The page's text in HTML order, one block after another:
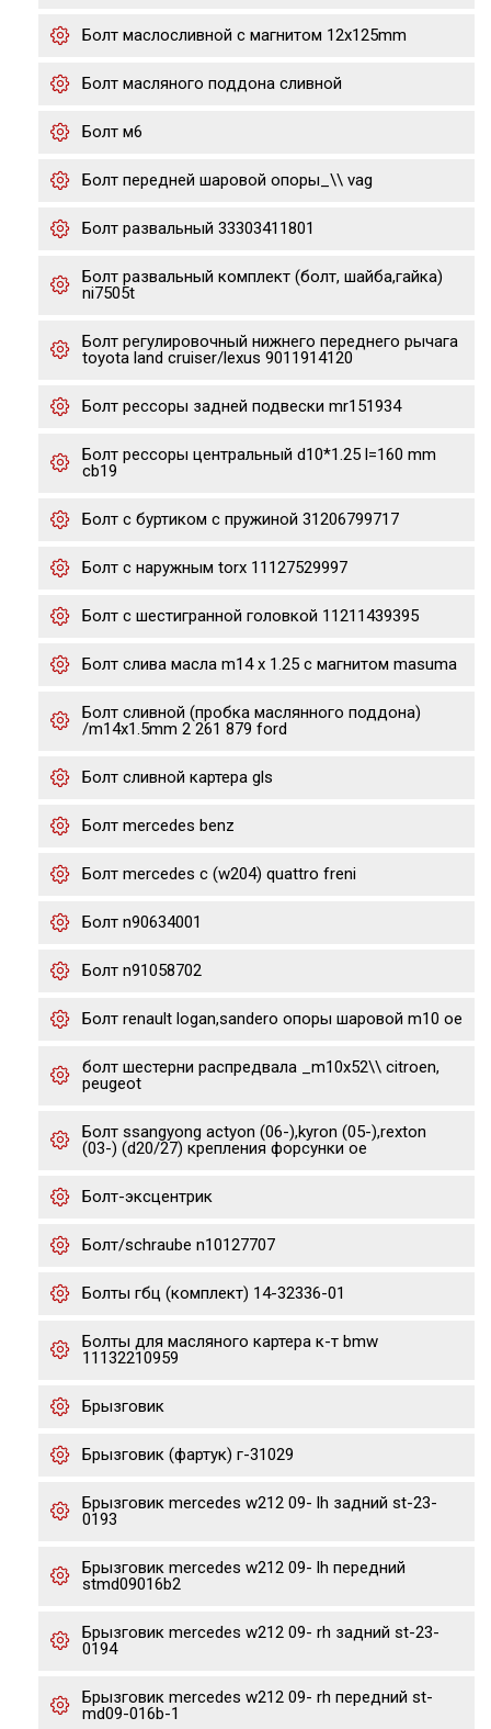
Болт маслосливной с магнитом 12х125mm
Болт масляного поддона сливной
Болт м6
Болт передней шаровой опоры_\\ vag
Болт развальный 33303411801
Болт развальный комплект (болт, шайба,гайка)
ni7505t
Болт регулировочный нижнего переднего рычага
toyota land cruiser/lexus 9011914120
Болт рессоры задней подвески mr151934
Болт рессоры центральный d10*1.25 l=160 mm
cb19
Болт с буртиком с пружиной 31206799717
Болт с наружным torx 11127529997
Болт с шестигранной головкой 11211439395
Болт слива масла m14 x 1.25 с магнитом masuma
Болт сливной (пробка маслянного поддона)
/m14x1.5mm 2 261 879 ford
Болт сливной картера gls
Болт mercedes benz
Болт mercedes c (w204) quattro freni
Болт n90634001
Болт n91058702
Болт renault logan,sandero опоры шаровой m10 oe
болт шестерни распредвала _m10x52\\ citroen,
peugeot
Болт ssangyong actyon (06-),kyron (05-),rexton
(03-) (d20/27) крепления форсунки oe
Болт-эксцентрик
Болт/schraube n10127707
Болты гбц (комплект) 14-32336-01
Болты для масляного картера к-т bmw
11132210959
Брызговик
Брызговик (фартук) г-31029
Брызговик mercedes w212 09- lh задний st-23-
0193
Брызговик mercedes w212 09- lh передний
stmd09016b2
Брызговик mercedes w212 09- rh задний st-23-
0194
Брызговик mercedes w212 09- rh передний st-
md09-016b-1